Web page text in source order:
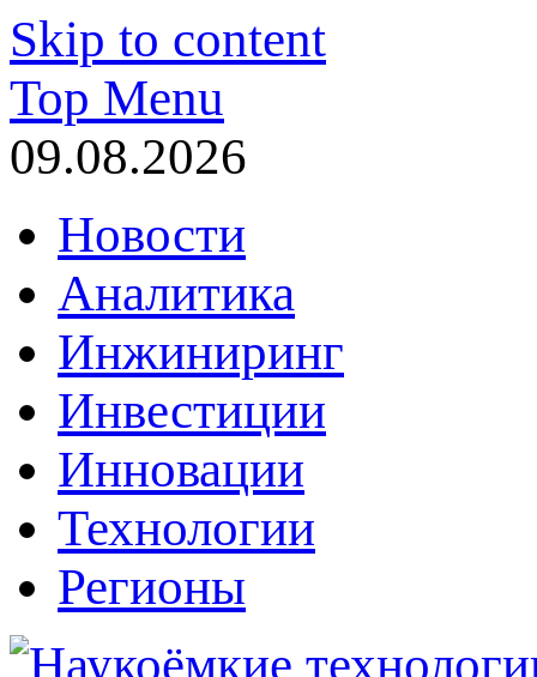
Skip to content
Top Menu
09.08.2026
Новости
Аналитика
Инжиниринг
Инвестиции
Инновации
Технологии
Регионы